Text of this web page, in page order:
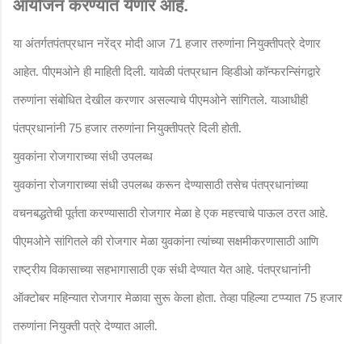
या अंतर्गतपंतप्रधान नरेंद्र मोदी आज 71 हजार तरुणांना नियुक्तीपत्रे देणार
आहेत. पीएमओने ही माहिती दिली. यावेळी पंतप्रधान व्हिडीओ कॉन्फरन्सिंगद्वारे
तरुणांना संबोधित देखील करणार असल्याचे पीएमओने सांगितले. याआधीही
पंतप्रधानांनी75 हजार तरुणांना नियुक्तीपत्रे दिली होती.
युवकांना रोजगाराच्या संधी उपलब्ध
युवकांना रोजगाराच्या संधी उपलब्ध करून देण्यासाठी तसेच पंतप्रधानांच्या
वचनबद्धतेची पूर्तता करण्यासाठी रोजगार मेळा हे एक महत्त्वाचे पाऊल ठरत आहे.
पीएमओने सांगितले की रोजगार मेळा युवकांना त्यांच्या सक्षमीकरणासाठी आणि
राष्ट्रीय विकासाच्या सहभागासाठी एक संधी देण्यात येत आहे. पंतप्रधानांनी
ऑक्टोबर महिन्यात रोजगार मेळावा सुरू केला होता. तेव्हा पहिल्या टप्प्यात75 हजार
तरुणांना नियुक्ती पत्रे देण्यात आली.